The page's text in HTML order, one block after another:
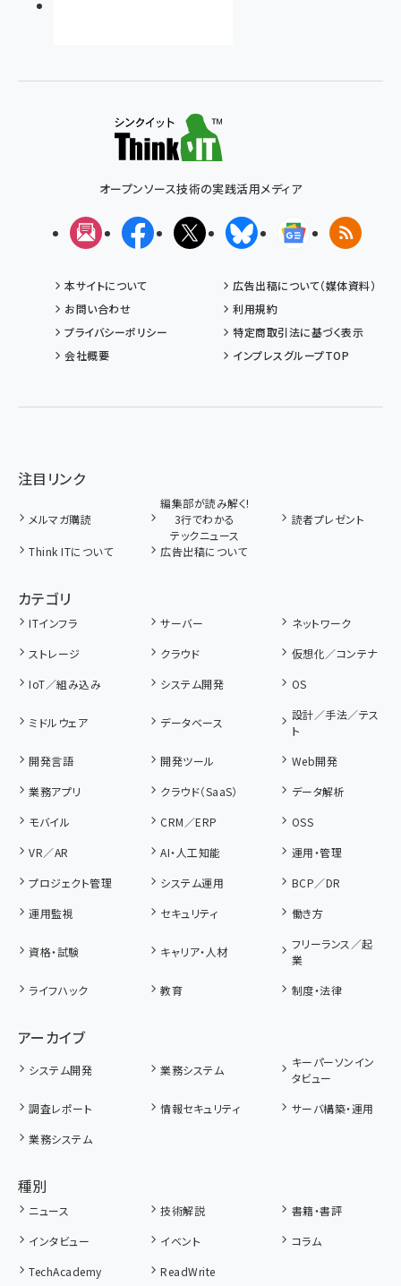
オープンソース技術の実践活用メディア
メルマガFacebookX(エックス)BlueskyGoogleニュ
RSS
本サイトについて
広告出稿について（媒体資料）
お問い合わせ
利用規約
プライバシーポリシー
特定商取引法に基づく表示
会社概要
インプレスグループTOP
注目リンク
メルマガ購読
編集部が読み解く!
3行でわかる
テックニュース
読者プレゼント
Think ITについて 広告出稿について
カテゴリ
ITインフラ サーバー
ネットワーク
ストレージ
クラウド
仮想化／コンテナ
IoT／組み込み
システム開発 OS
ミドルウェア データベース
設計／手法／テス
ト
開発言語
開発ツール
Web開発
業務アプリ
クラウド（SaaS）
データ解析
モバイル
CRM／ERP
OSS
VR／AR
AI・人工知能
運用・管理
プロジェクト管理
システム運用
BCP／DR
運用監視
セキュリティ 働き方
資格・試験 キャリア・人材
フリーランス／起
業
ライフハック
教育 制度・法律
アーカイブ
システム開発 業務システム
キーパーソンイン
タビュー
調査レポート
情報セキュリティ
サーバ構築・運用
業務システム
種別
ニュース 技術解説
書籍・書評
インタビュー
イベント
コラム
TechAcademy
ReadWrite